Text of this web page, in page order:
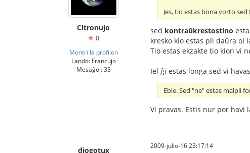
Citronujo
0
Montri la profilon
Lando: Francujo
Mesaĝoj: 33
Jes, tio estas bona vorto sed
sed kontraŭkrestostino
kresko kio estas pli daŭra ol
Tio estas ekzakte tio kion vi
Iel ĝi estas longa sed vi
Eble. Sed "ne" estas malpli
Vi pravas. Estis nur por havi
diogotux 2009-julio-16 23:17:14